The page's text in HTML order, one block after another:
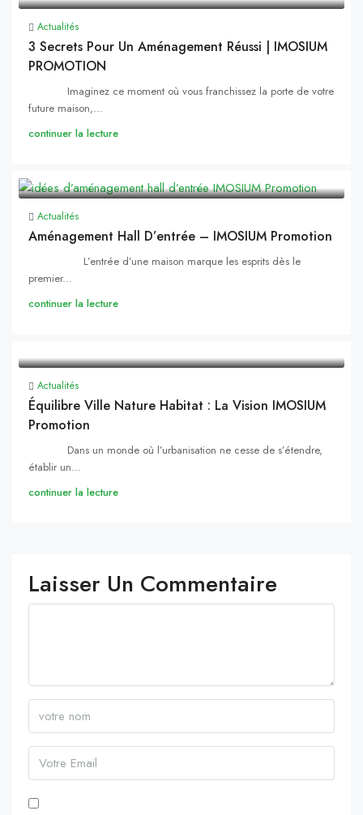
Actualités
3 Secrets Pour Un Aménagement Réussi | IMOSIUM
PROMOTION
Imaginez ce moment où vous franchissez la porte de votre
future maison,...
continuer la lecture
Actualités
Aménagement Hall D’entrée – IMOSIUM Promotion
L’entrée d’une maison marque les esprits dès le
premier...
continuer la lecture
Actualités
Équilibre Ville Nature Habitat : La Vision IMOSIUM
Promotion
Dans un monde où l’urbanisation ne cesse de s’étendre,
établir un...
continuer la lecture
Laisser Un Commentaire